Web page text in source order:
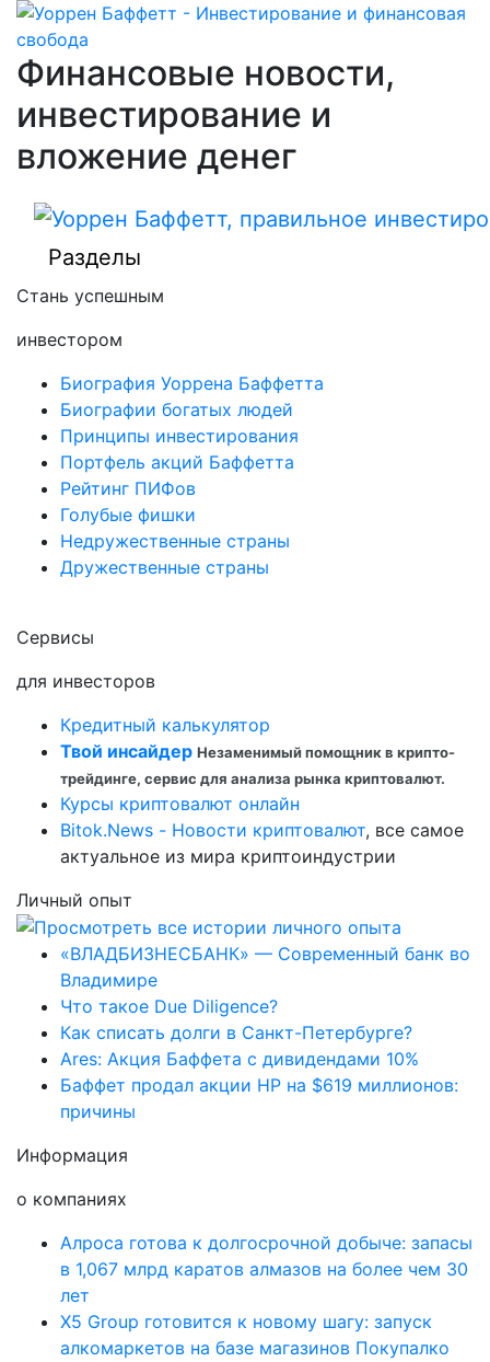
Финансовые новости,
инвестирование и
вложение денег
Разделы
Стань успешным
инвестором
Биография Уоррена Баффетта
Биографии богатых людей
Принципы инвестирования
Портфель акций Баффетта
Рейтинг ПИФов
Голубые фишки
Недружественные страны
Дружественные страны
Сервисы
для инвесторов
Кредитный калькулятор
Твой инсайдер Незаменимый помощник в крипто-
трейдинге, сервис для анализа рынка криптовалют.
Курсы криптовалют онлайн
Bitok.News - Новости криптовалют, все самое
актуальное из мира криптоиндустрии
Личный опыт
«ВЛАДБИЗНЕСБАНК» — Современный банк во
Владимире
Что такое Due Diligence?
Как списать долги в Санкт-Петербурге?
Ares: Акция Баффета с дивидендами 10%
Баффет продал акции HP на $619 миллионов:
причины
Информация
о компаниях
Алроса готова к долгосрочной добыче: запасы
в 1,067 млрд каратов алмазов на более чем 30
лет
X5 Group готовится к новому шагу: запуск
алкомаркетов на базе магазинов Покупалко